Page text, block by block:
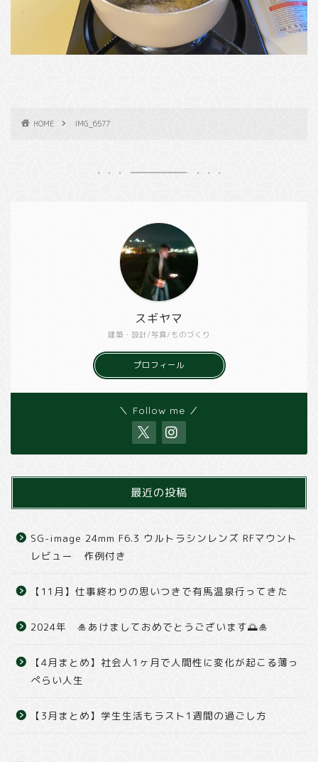
HOME IMG_6577
建築・設計/写真/ものづくり
スギヤマ
プロフィール
＼ Follow me ／
最近の投稿
SG-image 24mm F6.3 ウルトラシンレンズ RFマウント
レビュー 作例付き
【11月】仕事終わりの思いつきで有馬温泉行ってきた
2024年 🎍あけましておめでとうございます🌅🎍
【4月まとめ】社会人1ヶ月で人間性に変化が起こる薄っ
ぺらい人生
【3月まとめ】学生生活もラスト1週間の過ごし方